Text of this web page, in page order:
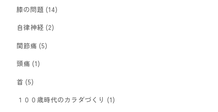
膝の問題 (14)
自律神経 (2)
関節痛 (5)
頭痛 (1)
首 (5)
１００歳時代のカラダづくり (1)